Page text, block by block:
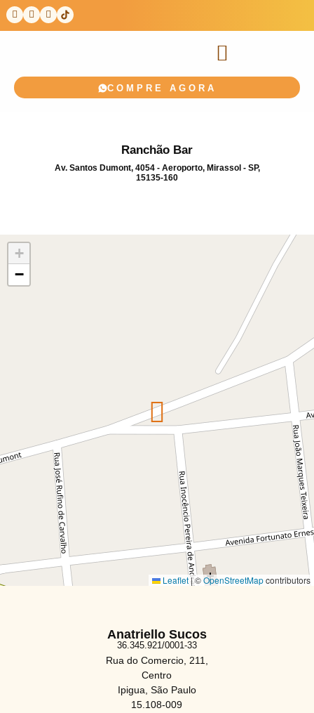
COMPRE AGORA
Ranchão Bar
Av. Santos Dumont, 4054 - Aeroporto, Mirassol - SP,
15135-160
+
−
Leaflet|©OpenStreetMapcontributors
Anatriello Sucos
36.345.921/0001-33
Rua do Comercio, 211,
Centro
Ipigua, São Paulo
15.108-009